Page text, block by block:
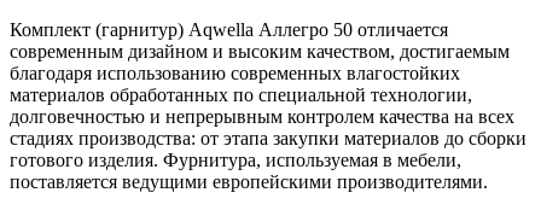
Комплект (гарнитур) Aqwella Аллегро 50 отличается
современным дизайном и высоким качеством, достигаемым
благодаря использованию современных влагостойких
материалов обработанных по специальной технологии,
долговечностью и непрерывным контролем качества на всех
стадиях производства: от этапа закупки материалов до сборки
готового изделия. Фурнитура, используемая в мебели,
поставляется ведущими европейскими производителями.